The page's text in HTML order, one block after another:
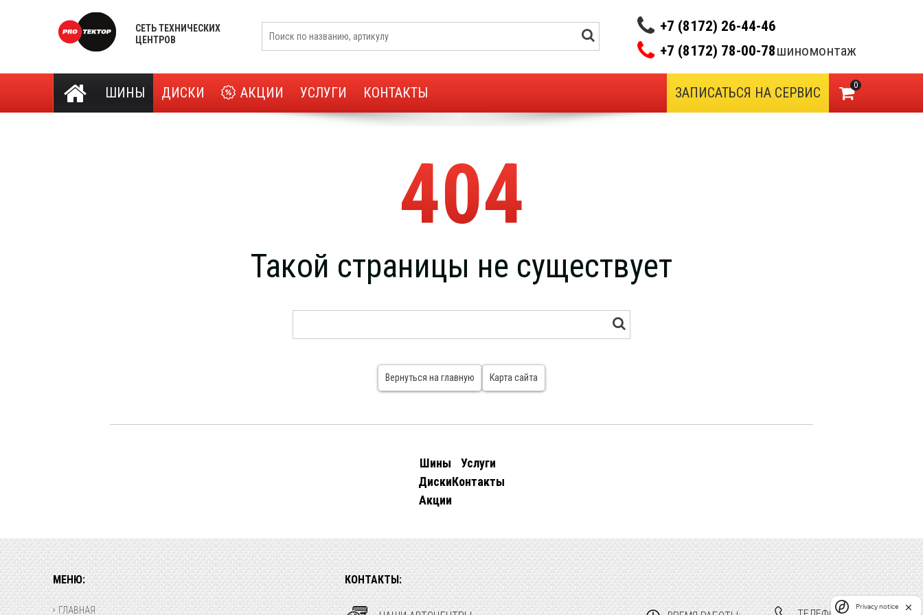
СЕТЬ ТЕХНИЧЕСКИХ
ЦЕНТРОВ
+7 (8172) 26-44-46
+7 (8172) 78-00-78шиномонтаж
ШИНЫ ДИСКИ АКЦИИ УСЛУГИ КОНТАКТЫ 0
ЗАПИСАТЬСЯ НА СЕРВИС
404
Такой страницы не существует
Вернуться на главную Карта сайта
Шины
Диски
Акции
Услуги
Контакты
МЕНЮ:
ГЛАВНАЯ
КОНТАКТЫ:
Privacy notice